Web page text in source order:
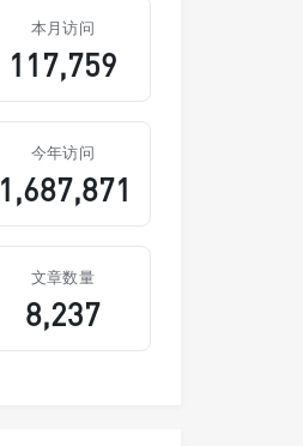
本月访问
117,759
今年访问
1,687,871
文章数量
8,237